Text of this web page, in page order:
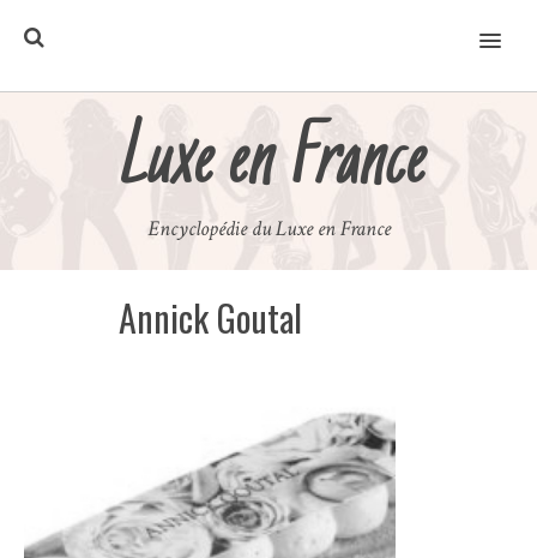
MENU
Luxe en France
Encyclopédie du Luxe en France
Annick Goutal